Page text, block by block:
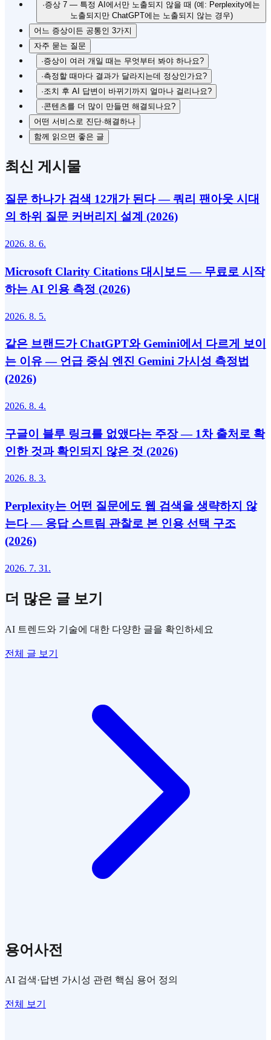
·증상 7 — 특정 AI에서만 노출되지 않을 때 (예: Perplexity에는
노출되지만 ChatGPT에는 노출되지 않는 경우)
어느 증상이든 공통인 3가지
자주 묻는 질문
·증상이 여러 개일 때는 무엇부터 봐야 하나요?
·측정할 때마다 결과가 달라지는데 정상인가요?
·조치 후 AI 답변이 바뀌기까지 얼마나 걸리나요?
·콘텐츠를 더 많이 만들면 해결되나요?
어떤 서비스로 진단·해결하나
함께 읽으면 좋은 글
최신 게시물
질문 하나가 검색 12개가 된다 — 쿼리 팬아웃 시대
의 하위 질문 커버리지 설계 (2026)
2026. 8. 6.
Microsoft Clarity Citations 대시보드 — 무료로 시작
하는 AI 인용 측정 (2026)
2026. 8. 5.
같은 브랜드가 ChatGPT와 Gemini에서 다르게 보이
는 이유 — 언급 중심 엔진 Gemini 가시성 측정법
(2026)
2026. 8. 4.
구글이 블루 링크를 없앴다는 주장 — 1차 출처로 확
인한 것과 확인되지 않은 것 (2026)
2026. 8. 3.
Perplexity는 어떤 질문에도 웹 검색을 생략하지 않
는다 — 응답 스트림 관찰로 본 인용 선택 구조
(2026)
2026. 7. 31.
더 많은 글 보기
AI 트렌드와 기술에 대한 다양한 글을 확인하세요
전체 글 보기
용어사전
AI 검색·답변 가시성 관련 핵심 용어 정의
전체 보기